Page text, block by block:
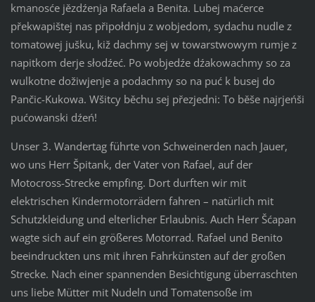
kmanosće jězdźenja Rafaela a Benita. Lubej maćerce
překwapištej nas připołdnju z wobjedom, sydachu nudle z
tomatowej jušku, kiž dachmy sej w towarstwowym rumje z
napitkom derje słodźeć. Po wobjedźe dźakowachmy so za
wulkotne dožiwjenje a podachmy so na puć k busej do
Pančic-Kukowa. Wšitcy běchu sej přezjedni: To běše najrjeńši
pućowanski dźeń!
Unser 3. Wandertag führte von Schweinerden nach Jauer,
wo uns Herr Špitank, der Vater von Rafael, auf der
Motocross-Strecke empfing. Dort durften wir mit
elektrischen Kindermotorrädern fahren – natürlich mit
Schutzkleidung und elterlicher Erlaubnis. Auch Herr Šćapan
wagte sich auf ein größeres Motorrad. Rafael und Benito
beeindruckten uns mit ihren Fahrkünsten auf der großen
Strecke. Nach einer spannenden Besichtigung überraschten
uns liebe Mütter mit Nudeln und Tomatensoße im